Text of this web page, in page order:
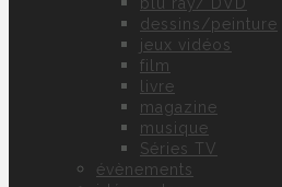
dessins/peinture
jeux vidéos
film
livre
magazine
musique
Séries TV
évènements